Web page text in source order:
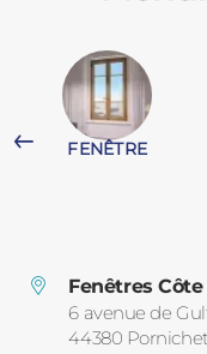
FENÊTRE
Fenêtres
6 avenue de
44380 Pornichet
CARPORTS
CLÔTURES